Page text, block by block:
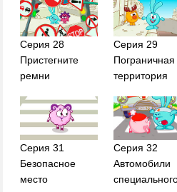
Серия 28
Пристегните
ремни
Серия 29
Пограничная
территория
Серия 31
Безопасное
место
Серия 32
Автомобили